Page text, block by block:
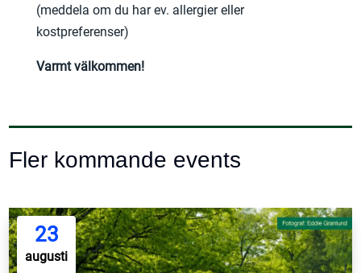
(meddela om du har ev. allergier eller
kostpreferenser)
Varmt välkommen!
Fler kommande events
23
augusti